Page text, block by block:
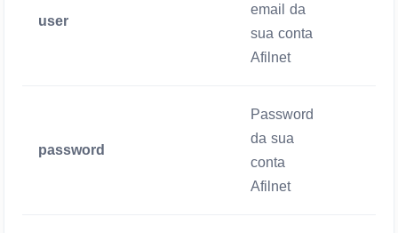
user
email da
sua conta
Afilnet
password
Password
da sua
conta
Afilnet